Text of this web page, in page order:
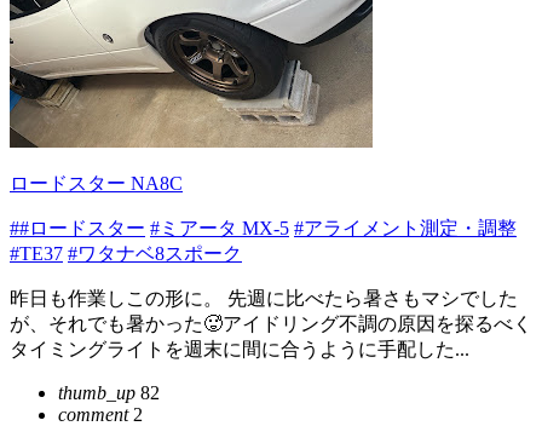
ロードスター NA8C
##ロードスター #ミアータ MX-5 #アライメント測定・調整
#TE37 #ワタナベ8スポーク
昨日も作業しこの形に。 先週に比べたら暑さもマシでした
が、それでも暑かった🥵アイドリング不調の原因を探るべく
タイミングライトを週末に間に合うように手配した...
thumb_up 82
comment2